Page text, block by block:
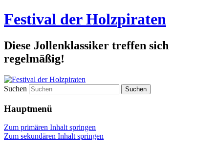
Festival der Holzpiraten
Diese Jollenklassiker treffen sich
regelmäßig!
Suchen
Hauptmenü
Zum primären Inhalt springen
Zum sekundären Inhalt springen